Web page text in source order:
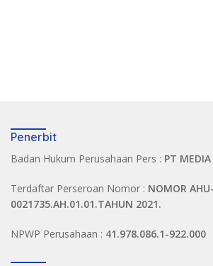
Penerbit
Badan Hukum Perusahaan Pers : PT MEDIA
Terdaftar Perseroan Nomor : NOMOR AHU-
0021735.AH.01.01.TAHUN 2021.
NPWP Perusahaan : 41.978.086.1-922.000